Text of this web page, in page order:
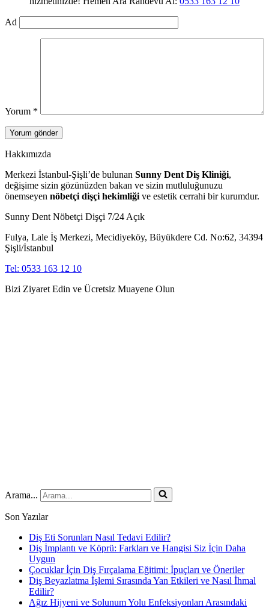
Ad
Yorum *
Hakkımızda
Merkezi İstanbul-Şişli’de bulunan Sunny Dent Diş Kliniği,
değişime sizin gözünüzden bakan ve sizin mutluluğunuzu
önemseyen nöbetçi dişçi hekimliği ve estetik cerrahi bir kurumdur.
Sunny Dent Nöbetçi Dişçi 7/24 Açık
Fulya, Lale İş Merkezi, Mecidiyeköy, Büyükdere Cd. No:62, 34394
Şişli/İstanbul
Tel: 0533 163 12 10
Bizi Ziyaret Edin ve Ücretsiz Muayene Olun
Arama...
Son Yazılar
Diş Eti Sorunları Nasıl Tedavi Edilir?
Diş İmplantı ve Köprü: Farkları ve Hangisi Siz İçin Daha
Uygun
Çocuklar İçin Diş Fırçalama Eğitimi: İpuçları ve Öneriler
Diş Beyazlatma İşlemi Sırasında Yan Etkileri ve Nasıl İhmal
Edilir?
Ağız Hijyeni ve Solunum Yolu Enfeksiyonları Arasındaki